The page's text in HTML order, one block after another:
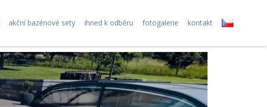
akční bazénové sety ihned k odběru fotogalerie kontakt